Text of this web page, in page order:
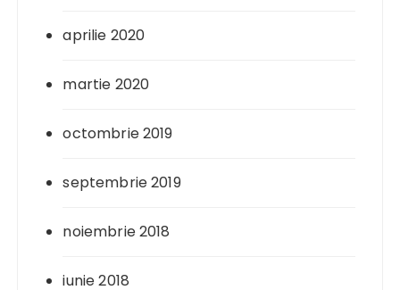
aprilie 2020
martie 2020
octombrie 2019
septembrie 2019
noiembrie 2018
iunie 2018